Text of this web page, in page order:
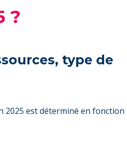
?
type de
2025 est déterminé en fonction